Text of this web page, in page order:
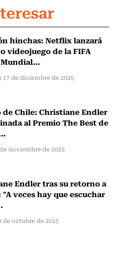
hinchas: Netflix lanzará
videojuego de la FIFA
de diciembre de 2025
de Chile: Christiane Endler
al Premio The Best de
noviembre de 2025
Endler tras su retorno a
"A veces hay que escuchar
de octubre de 2025